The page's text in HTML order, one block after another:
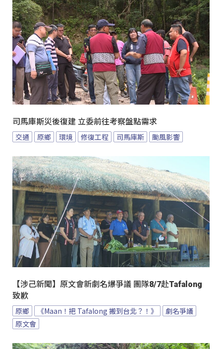
司馬庫斯災後復建 立委前往考察盤點需求
交通 原鄉 環境 修復工程 司馬庫斯 颱風影響
【涉己新聞】原文會新劇名爆爭議 團隊8/7赴Tafalong
致歉
原鄉 《Maan！把 Tafalong 搬到台北？！》
劇名爭議
原文會